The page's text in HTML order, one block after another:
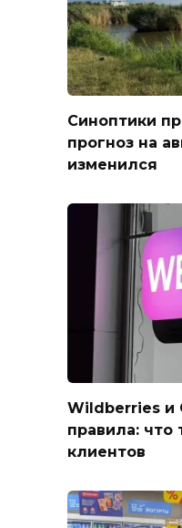
Синоптики
прогноз на
изменился
Wildberries и
правила: что
клиентов